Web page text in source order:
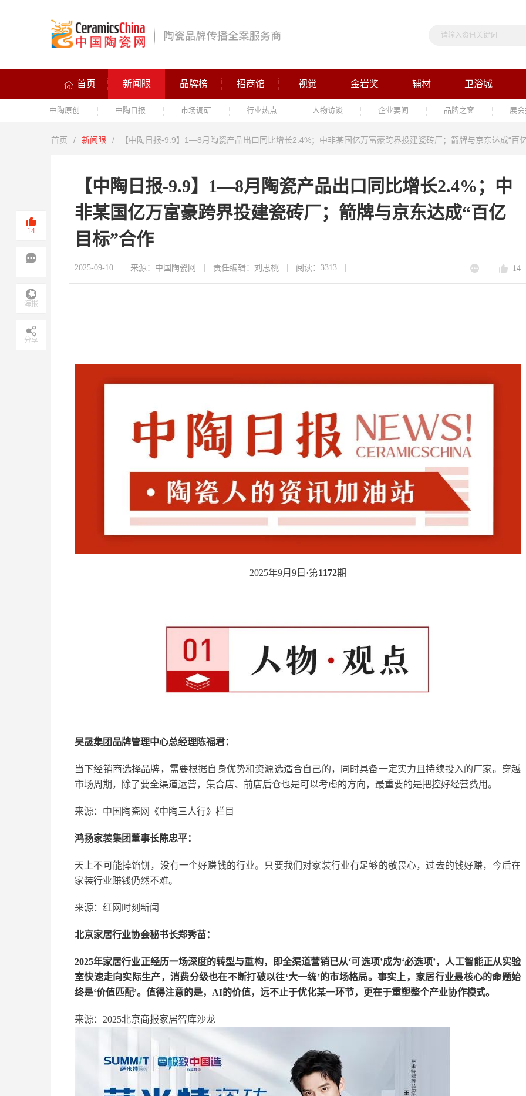
首页 新闻眼 品牌榜 招商馆 视觉 金岩奖 辅材 卫浴城
中陶原创 中陶日报 市场调研 行业热点 人物访谈 企业要闻 品牌之窗 展
首页 / 新闻眼 / 【中陶日报-9.9】1—8月陶瓷产品出口同比增长2.4%；中非某国亿万富豪跨界投建瓷砖厂；箭牌与京东达成“百
【中陶日报-9.9】1—8月陶瓷产品出口同比增长2.4%；中
非某国亿万富豪跨界投建瓷砖厂；箭牌与京东达成“百亿
目标”合作
2025-09-10 来源：中国陶瓷网 责任编辑：刘思桃 阅读：3313 14
2025年9月9日·第1172期
吴晟集团品牌管理中心总经理陈福君：
当下经销商选择品牌，需要根据自身优势和资源选适合自己的，同时具备一定实力且持续投入的厂家。穿越
市场周期，除了要全渠道运营，集合店、前店后仓也是可以考虑的方向，最重要的是把控好经营费用。
来源：中国陶瓷网《中陶三人行》栏目
鸿扬家装集团董事长陈忠平：
天上不可能掉馅饼，没有一个好赚钱的行业。只要我们对家装行业有足够的敬畏心，过去的钱好赚，今后在
家装行业赚钱仍然不难。
来源：红网时刻新闻
北京家居行业协会秘书长郑秀苗：
2025年家居行业正经历一场深度的转型与重构，即全渠道营销已从‘可选项’成为‘必选项’，人工智能正从实验
室快速走向实际生产，消费分级也在不断打破以往‘大一统’的市场格局。事实上，家居行业最核心的命题始
终是‘价值匹配’。值得注意的是，AI的价值，远不止于优化某一环节，更在于重塑整个产业协作模式。
来源：2025北京商报家居智库沙龙
14
海报
分享